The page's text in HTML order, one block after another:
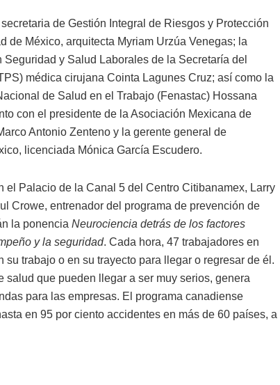
de Gestión Integral de Riesgos y Protección
de México, arquitecta Myriam Urzúa Venegas; la
y Salud Laborales de la Secretaría del
médica cirujana Cointa Lagunes Cruz; así como la
de Salud en el Trabajo (Fenastac) Hossana
con el presidente de la Asociación Mexicana de
Antonio Zenteno y la gerente general de
licenciada Mónica García Escudero.
el Palacio de la Canal 5 del Centro Citibanamex, Larry
Crowe, entrenador del programa de prevención de
la ponencia Neurociencia detrás de los factores
y la seguridad. Cada hora, 47 trabajadores en
su trabajo o en su trayecto para llegar o regresar de él.
salud que pueden llegar a ser muy serios, genera
para las empresas. El programa canadiense
en 95 por ciento accidentes en más de 60 países, a